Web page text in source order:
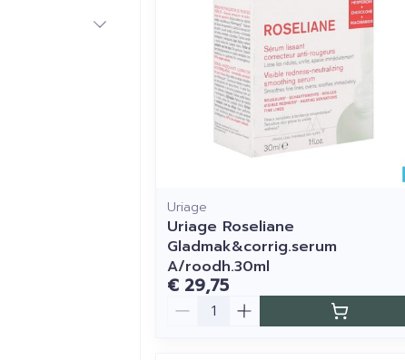
Uriage
Uriage Roseliane
Gladmak&corrig.serum
A/roodh.30ml
€ 29,75
Aantal